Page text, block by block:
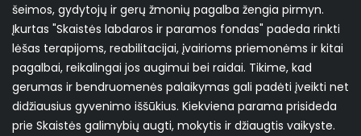
šeimos, gydytojų ir gerų žmonių pagalba žengia pirmyn.
Įkurtas "Skaistės labdaros ir paramos fondas" padeda rinkti
lėšas terapijoms, reabilitacijai, įvairioms priemonėms ir kitai
pagalbai, reikalingai jos augimui bei raidai. Tikime, kad
gerumas ir bendruomenės palaikymas gali padėti įveikti net
didžiausius gyvenimo iššūkius. Kiekviena parama prisideda
prie Skaistės galimybių augti, mokytis ir džiaugtis vaikyste.